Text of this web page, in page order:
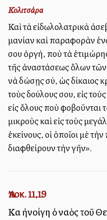
Κολιτσάρα
Καὶ τὰ εἰδωλολατρικὰ
μανίαν καὶ παραφορὰν
σου ὀργή, ποὺ τὰ
τῆς ἀναστάσεως ὅλων
νὰ δώσῃς σύ, ὡς δίκαιος
τοὺς δούλους σου, εἰς
εἰς ὅλους ποὺ φοβοῦνται
μικροὺς καὶ εἰς τοὺς
ἐκείνους, οἱ ὁποῖοι μὲ
διαφθείρουν τὴν γῆν».
Ἀποκ. 11,19
Καὶ ἠνοίγη ὁ ναὸς τοῦ